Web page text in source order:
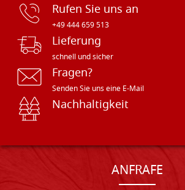
Rufen Sie uns an
+49 444 659 513
Lieferung
schnell und sicher
Fragen?
Senden Sie uns eine E-Mail
Nachhaltigkeit
ANFRAFE